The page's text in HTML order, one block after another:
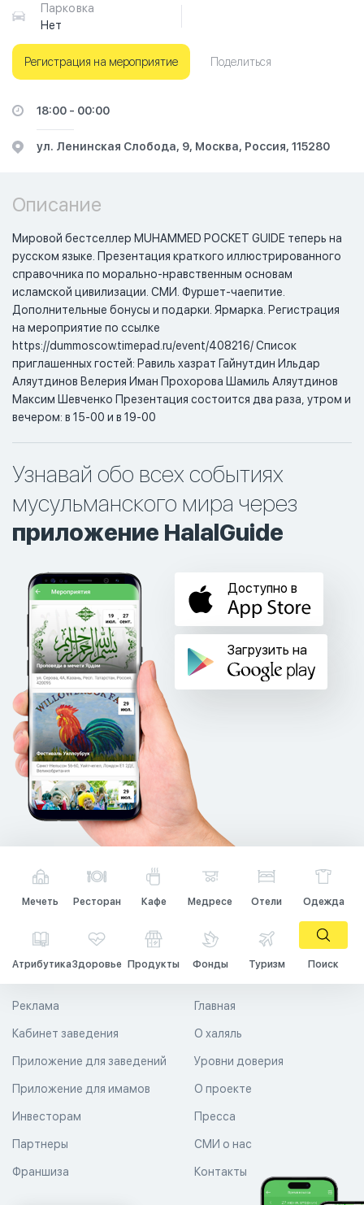
Парковка
Нет
Регистрация на мероприятие Поделиться
18:00 - 00:00
ул. Ленинская Слобода, 9, Москва, Россия, 115280
Описание
Мировой бестселлер MUHAMMED POCKET GUIDE теперь на
русском языке. Презентация краткого иллюстрированного
справочника по морально-нравственным основам
исламской цивилизации. СМИ. Фуршет-чаепитие.
Дополнительные бонусы и подарки. Ярмарка. Регистрация
на мероприятие по ссылке
https://dummoscow.timepad.ru/event/408216/ Список
приглашенных гостей: Равиль хазрат Гайнутдин Ильдар
Аляутдинов Велерия Иман Прохорова Шамиль Аляутдинов
Максим Шевченко Презентация состоится два раза, утром и
вечером: в 15-00 и в 19-00
Узнавай обо всех событиях
мусульманского мира через
приложение HalalGuide
Доступно в
Загрузить на
Мечеть Ресторан Кафе Медресе Отели Одежда
АтрибутикаЗдоровье Продукты Фонды Туризм Поиск
Главная
О халяль
Уровни доверия
Реклама
Кабинет заведения
Приложение для заведений
Приложение для имамов О проекте
Пресса
СМИ о нас
Контакты
Инвесторам
Партнеры
Франшиза